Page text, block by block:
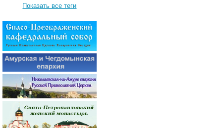
Показать все теги